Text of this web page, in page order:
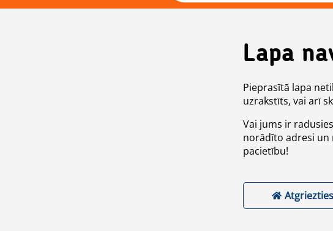
Lapa
Pieprasītā lapa
uzrakstīts, vai arī
Vai jums ir
norādīto adresi un
pacietību!